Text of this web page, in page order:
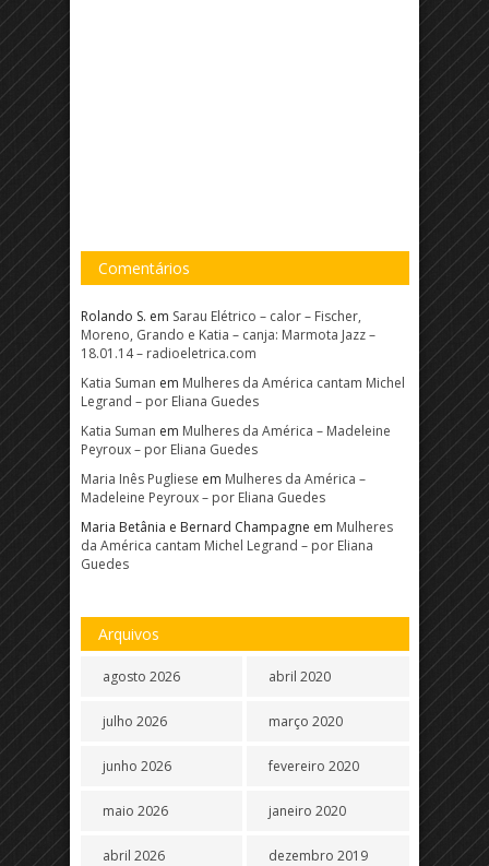
Comentários
Rolando S. em Sarau Elétrico – calor – Fischer,
Moreno, Grando e Katia – canja: Marmota Jazz –
18.01.14 – radioeletrica.com
Katia Suman em Mulheres da América cantam Michel
Legrand – por Eliana Guedes
Katia Suman em Mulheres da América – Madeleine
Peyroux – por Eliana Guedes
Maria Inês Pugliese em Mulheres da América –
Madeleine Peyroux – por Eliana Guedes
Maria Betânia e Bernard Champagne em Mulheres
da América cantam Michel Legrand – por Eliana
Guedes
Arquivos
agosto 2026
julho 2026
junho 2026
maio 2026
abril 2026
abril 2020
março 2020
fevereiro 2020
janeiro 2020
dezembro 2019